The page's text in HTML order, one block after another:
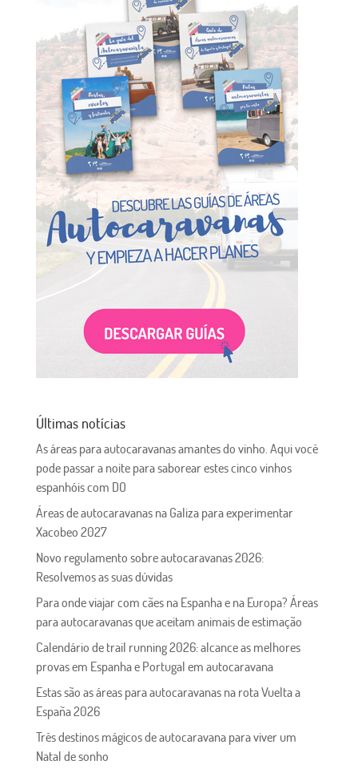
Últimas notícias
As áreas para autocaravanas amantes do vinho. Aqui você
pode passar a noite para saborear estes cinco vinhos
espanhóis com DO
Áreas de autocaravanas na Galiza para experimentar
Xacobeo 2027
Novo regulamento sobre autocaravanas 2026:
Resolvemos as suas dúvidas
Para onde viajar com cães na Espanha e na Europa? Áreas
para autocaravanas que aceitam animais de estimação
Calendário de trail running 2026: alcance as melhores
provas em Espanha e Portugal em autocaravana
Estas são as áreas para autocaravanas na rota Vuelta a
España 2026
Três destinos mágicos de autocaravana para viver um
Natal de sonho